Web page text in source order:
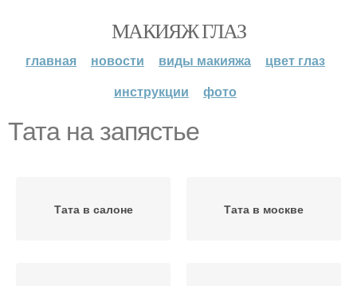
МАКИЯЖ ГЛАЗ
главная новости виды макияжа
цвет глаз
инструкции
фото
Тата на запястье
Тата в салоне Тата в москве